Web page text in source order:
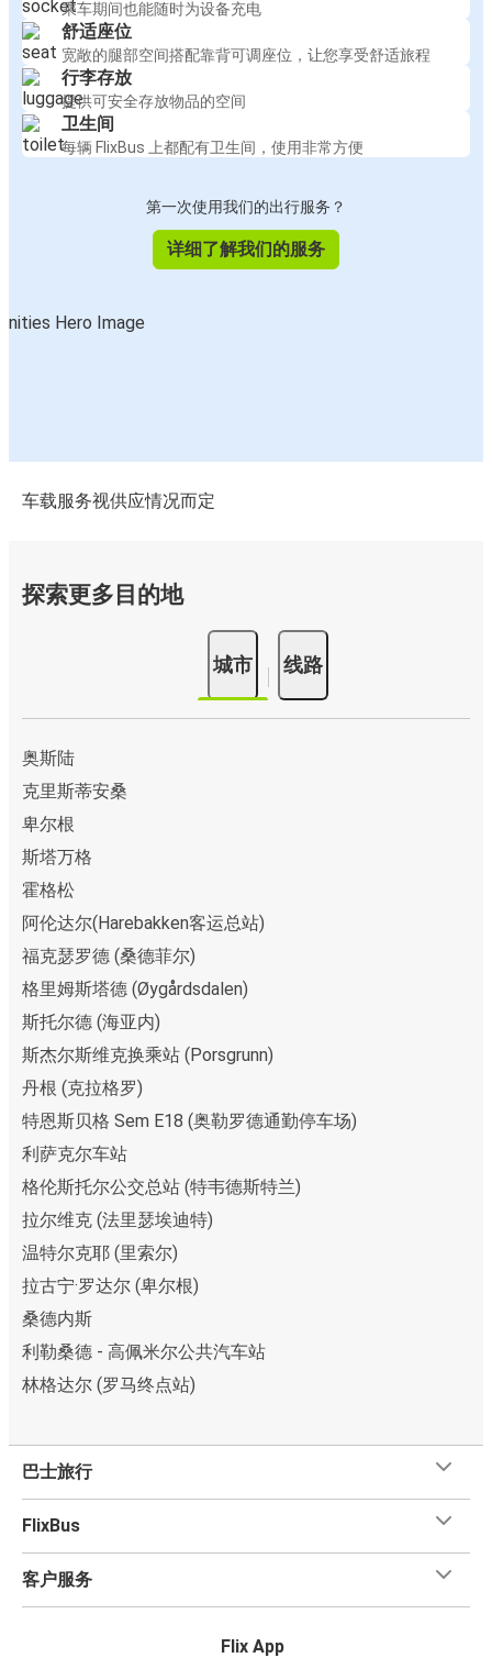
乘车期间也能随时为设备充电
舒适座位
宽敞的腿部空间搭配靠背可调座位，让您享受舒适旅程
行李存放
提供可安全存放物品的空间
卫生间
每辆 FlixBus 上都配有卫生间，使用非常方便
第一次使用我们的出行服务？
详细了解我们的服务
车载服务视供应情况而定
探索更多目的地
城市 线路
奥斯陆
克里斯蒂安桑
卑尔根
斯塔万格
霍格松
阿伦达尔(Harebakken客运总站)
福克瑟罗德 (桑德菲尔)
格里姆斯塔德 (Øygårdsdalen)
斯托尔德 (海亚内)
斯杰尔斯维克换乘站 (Porsgrunn)
丹根 (克拉格罗)
特恩斯贝格 Sem E18 (奥勒罗德通勤停车场)
利萨克尔车站
格伦斯托尔公交总站 (特韦德斯特兰)
拉尔维克 (法里瑟埃迪特)
温特尔克耶 (里索尔)
拉古宁·罗达尔 (卑尔根)
桑德内斯
利勒桑德 - 高佩米尔公共汽车站
林格达尔 (罗马终点站)
巴士旅行
FlixBus
客户服务
Flix App